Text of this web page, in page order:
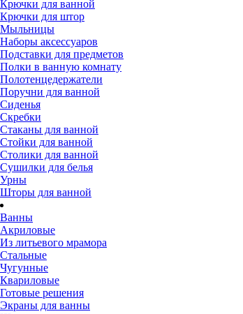
Крючки для ванной
Крючки для штор
Мыльницы
Наборы аксессуаров
Подставки для предметов
Полки в ванную комнату
Полотенцедержатели
Поручни для ванной
Сиденья
Скребки
Стаканы для ванной
Стойки для ванной
Столики для ванной
Сушилки для белья
Урны
Шторы для ванной
Ванны
Акриловые
Из литьевого мрамора
Стальные
Чугунные
Квариловые
Готовые решения
Экраны для ванны